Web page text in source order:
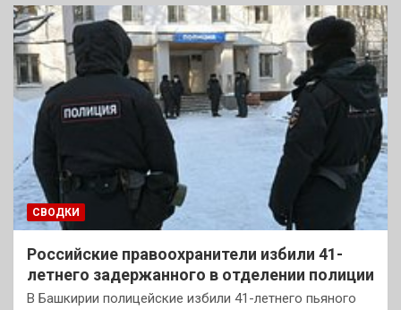
СВОДКИ
Российские правоохранители избили 41-
летнего задержанного в отделении полиции
В Башкирии полицейские избили 41-летнего пьяного